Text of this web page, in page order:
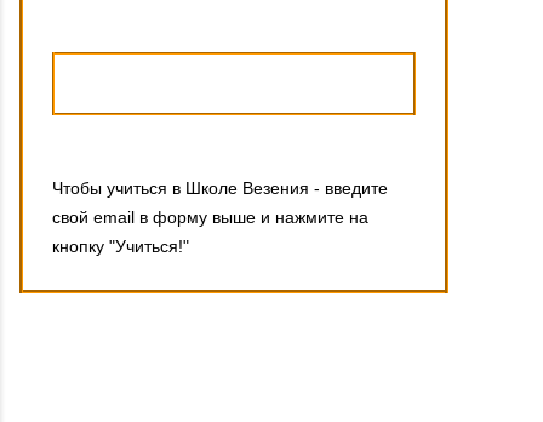
Чтобы учиться в Школе Везения - введите
свой email в форму выше и нажмите на
кнопку "Учиться!"